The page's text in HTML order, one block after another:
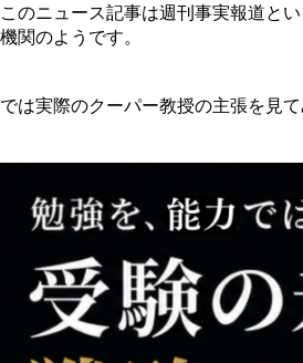
このニュース記事は週刊事実報道と
機関のようです。
では実際のクーパー教授の主張を見て